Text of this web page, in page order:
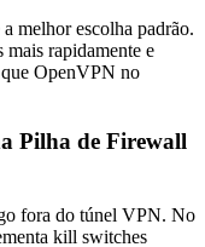
melhor escolha padrão.
mais rapidamente e
OpenVPN no
Pilha de Firewall
fora do túnel VPN. No
kill switches